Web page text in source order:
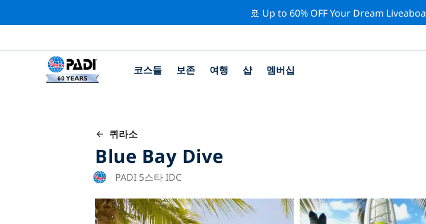
🚢 Up to 60% OFF Your Dream
코스들 보존 여행 샵 멤버십
퀴라소
Blue Bay Dive
PADI 5스타 IDC